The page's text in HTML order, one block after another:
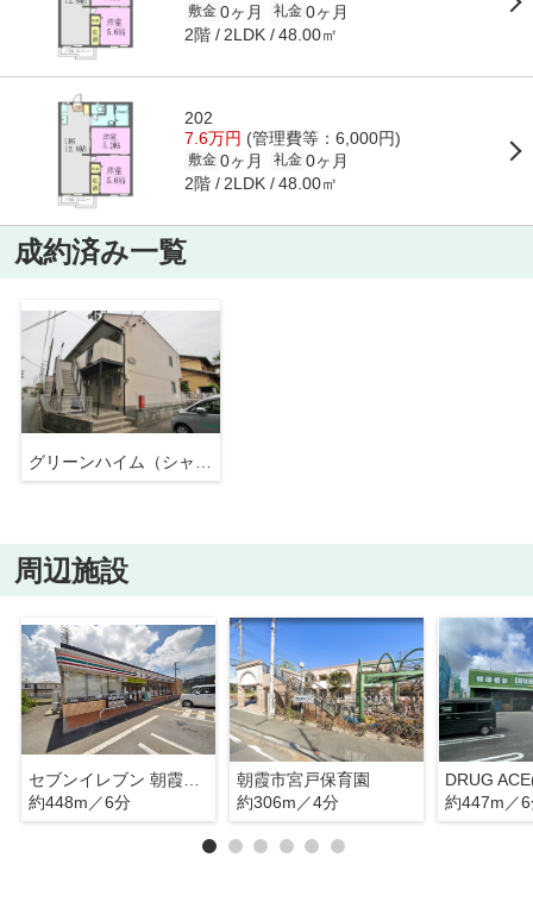
敷金 0ヶ月 礼金 0ヶ月
2階 2LDK 48.00㎡
202
7.6万円 (管理費等：6,000円)
敷金 0ヶ月 礼金 0ヶ月
2階 2LDK 48.00㎡
成約済み一覧
周辺施設
セブンイレブン 朝霞宮戸4丁目店
約448m／6分
朝霞市宮戸保育園
約306m／4分
約447m／